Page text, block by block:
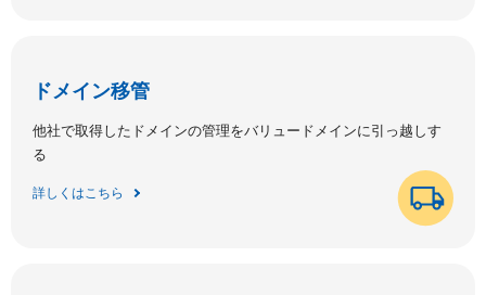
ドメイン移管
他社で取得したドメインの管理をバリュードメインに引っ越しす
る
詳しくはこちら